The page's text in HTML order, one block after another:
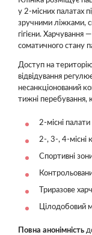
у 2-місних палатах
зручними ліжками,
гігієни. Харчування
соматичного стану
Доступ на
відвідування
несанкціонований
тижні перебування,
2-місні
2-, 3-, 4-місні
Спортивні
Триразове
Цілодобовий
Повна анонімність